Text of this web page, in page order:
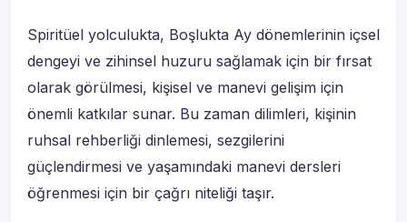
Spiritüel yolculukta, Boşlukta Ay dönemlerinin içsel
dengeyi ve zihinsel huzuru sağlamak için bir fırsat
olarak görülmesi, kişisel ve manevi gelişim için
önemli katkılar sunar. Bu zaman dilimleri, kişinin
ruhsal rehberliği dinlemesi, sezgilerini
güçlendirmesi ve yaşamındaki manevi dersleri
öğrenmesi için bir çağrı niteliği taşır.